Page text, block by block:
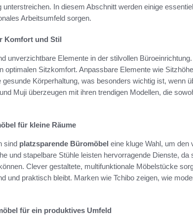
unterstreichen. In diesem Abschnitt werden einige
Arbeitsumfeld sorgen.
Komfort und Stil
unverzichtbare Elemente in der stilvollen
optimalen Sitzkomfort. Anpassbare Elemente wie
gesunde Körperhaltung, was besonders wichtig ist, wenn
Muji überzeugen mit ihren trendigen Modellen, die
für kleine Räume
sind platzsparende Büromöbel eine kluge Wahl, um den
und stapelbare Stühle leisten hervorragende Dienste, da
Clever gestaltete, multifunktionale Möbelstücke
und praktisch bleibt. Marken wie Tchibo zeigen, wie
für ein produktives Umfeld